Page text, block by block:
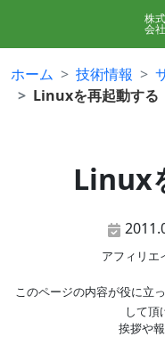
株式
会社
ホーム 技術情報
Linuxを再起動する
Linux
アフィリエ
このページの内容が役に立
して頂
挨拶や